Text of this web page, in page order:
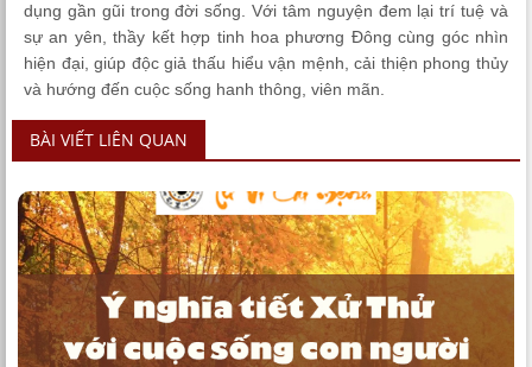
dụng gần gũi trong đời sống. Với tâm nguyện đem lại trí tuệ và
sự an yên, thầy kết hợp tinh hoa phương Đông cùng góc nhìn
hiện đại, giúp độc giả thấu hiểu vận mệnh, cải thiện phong thủy
và hướng đến cuộc sống hanh thông, viên mãn.
BÀI VIẾT LIÊN QUAN